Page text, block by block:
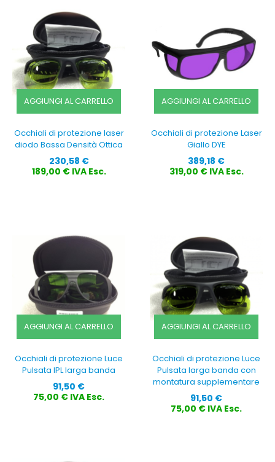
AGGIUNGI AL CARRELLO
Occhiali di protezione laser
diodo Bassa Densità Ottica
Prezzo
230,58 €
189,00 € IVA Esc.
AGGIUNGI AL CARRELLO
Occhiali di protezione Laser
Giallo DYE
Prezzo
389,18 €
319,00 € IVA Esc.
AGGIUNGI AL CARRELLO
Occhiali di protezione Luce
Pulsata IPL larga banda
Prezzo
91,50 €
75,00 € IVA Esc.
AGGIUNGI AL CARRELLO
Occhiali di protezione Luce
Pulsata larga banda con
montatura supplementare
Prezzo
91,50 €
75,00 € IVA Esc.